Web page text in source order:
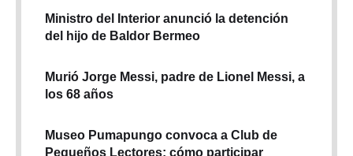
Ministro del Interior anunció la detención
del hijo de Baldor Bermeo
Murió Jorge Messi, padre de Lionel Messi, a
los 68 años
Museo Pumapungo convoca a Club de
Pequeños Lectores: cómo participar